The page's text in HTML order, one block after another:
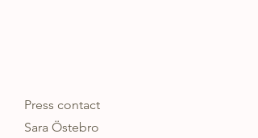
Press contact
Sara Östebro